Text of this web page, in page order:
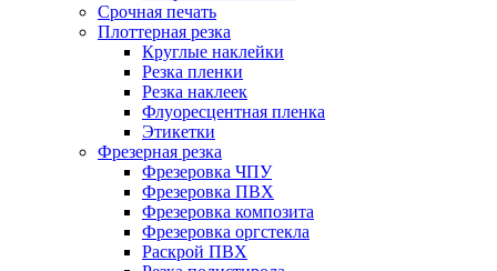
Срочная печать
Плоттерная резка
Круглые наклейки
Резка пленки
Резка наклеек
Флуоресцентная пленка
Этикетки
Фрезерная резка
Фрезеровка ЧПУ
Фрезеровка ПВХ
Фрезеровка композита
Фрезеровка оргстекла
Раскрой ПВХ